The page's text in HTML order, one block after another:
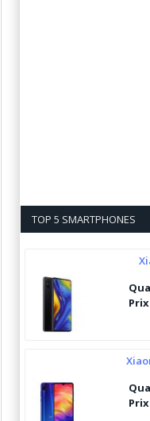
TOP 5 SMARTPHONES